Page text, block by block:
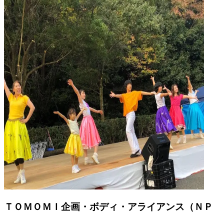
ＴＯＭＯＭＩ企画・ボディ・アライアンス（ＮＰ